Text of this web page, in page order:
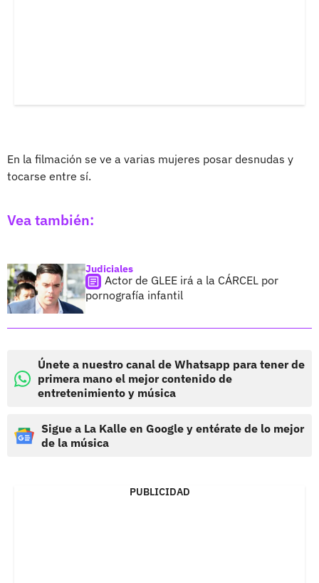
En la filmación se ve a varias mujeres posar desnudas y
tocarse entre sí.
Vea también:
Judiciales
Actor de GLEE irá a la CÁRCEL por
pornografía infantil
Únete a nuestro canal de Whatsapp para tener de
primera mano el mejor contenido de
entretenimiento y música
Sigue a La Kalle en Google y entérate de lo mejor
de la música
PUBLICIDAD